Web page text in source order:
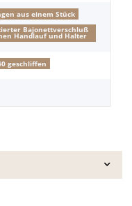
aus einem Stück
Bajonettverschluß
Handlauf und Halter
geschliffen